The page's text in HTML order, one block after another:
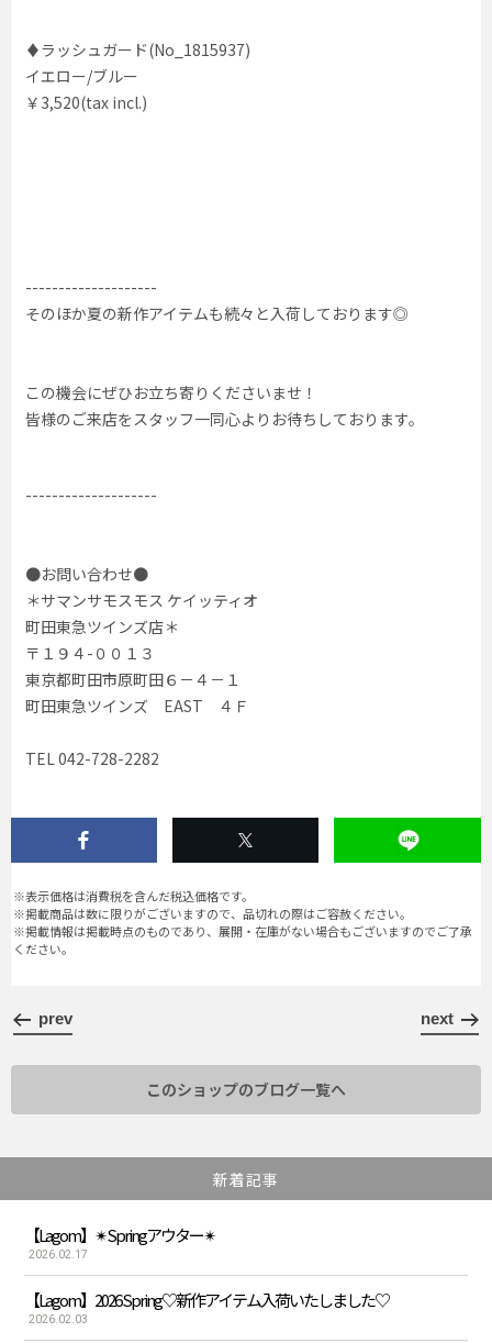
♦ラッシュガード(No_1815937)
イエロー/ブルー
￥3,520(tax incl.)
--------------------
そのほか夏の新作アイテムも続々と入荷しております◎
この機会にぜひお立ち寄りくださいませ！
皆様のご来店をスタッフ一同心よりお待ちしております。
--------------------
●お問い合わせ●
＊サマンサモスモス ケイッティオ
町田東急ツインズ店＊
〒１９４-００１３
東京都町田市原町田６－４－１
町田東急ツインズ EAST ４Ｆ
TEL 042-728-2282
※表示価格は消費税を含んだ税込価格です。
※掲載商品は数に限りがございますので、品切れの際はご容赦ください。
※掲載情報は掲載時点のものであり、展開・在庫がない場合もございますのでご了承
ください。
prev next
このショップのブログ一覧へ
新着記事
【Lagom】✴︎Springアウター✴︎
2026.02.17
【Lagom】2026 Spring♡新作アイテム入荷いたしました♡
2026.02.03